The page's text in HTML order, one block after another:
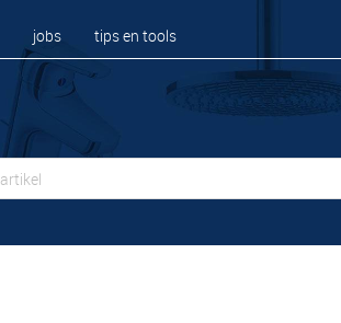
jobs tips en tools